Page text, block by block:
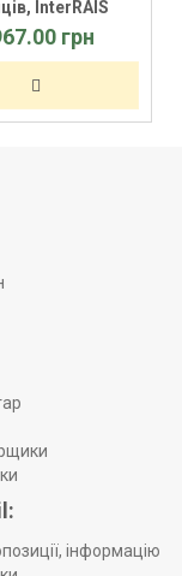
InterRAIS
грн
інформацію